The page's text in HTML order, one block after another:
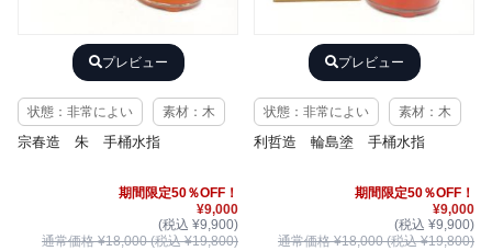
プレビュー
状態：非常によい 素材：木
宗春造 朱 手桶水指
期間限定50％OFF！
¥9,000
(税込 ¥9,900)
通常価格 ¥18,000 (税込 ¥19,800)
プレビュー
状態：非常によい 素材：木
利哲造 輪島塗 手桶水指
期間限定50％OFF！
¥9,000
(税込 ¥9,900)
通常価格 ¥18,000 (税込 ¥19,800)